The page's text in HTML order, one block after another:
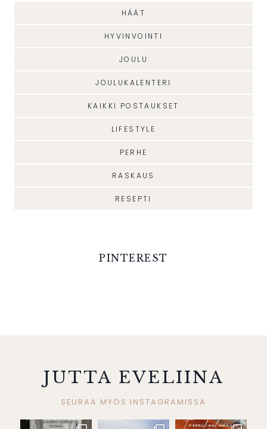
HÄÄT
HYVINVOINTI
JOULU
JOULUKALENTERI
KAIKKI POSTAUKSET
LIFESTYLE
PERHE
RASKAUS
RESEPTI
PINTEREST
JUTTA EVELIINA
SEURAA MYÖS INSTAGRAMISSA